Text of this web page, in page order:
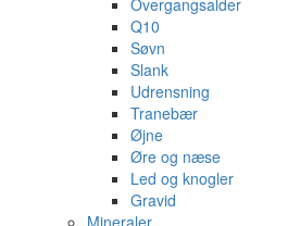
Overgangsalder
Q10
Søvn
Slank
Udrensning
Tranebær
Øjne
Øre og næse
Led og knogler
Gravid
Mineraler